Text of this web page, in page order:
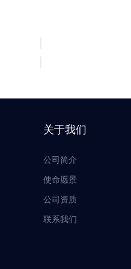
关于我们
公司简介
使命愿景
公司资质
联系我们